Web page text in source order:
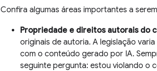
Confira algumas áreas importantes a
Propriedade e direitos autorais do
originais de autoria. A legislação
com o conteúdo gerado por IA.
seguinte pergunta: estou violando o